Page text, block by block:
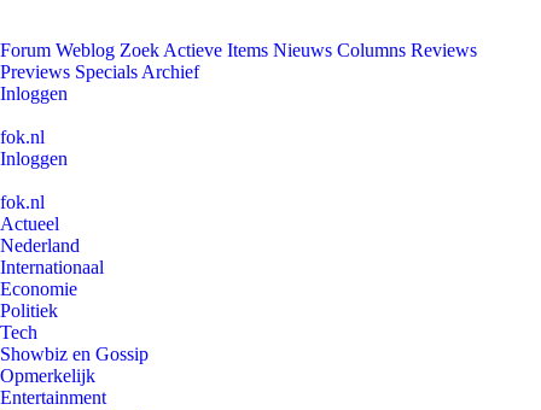
Forum Weblog Zoek Actieve Items Nieuws Columns Reviews
Previews Specials Archief
Inloggen
fok.nl
Inloggen
fok.nl
Actueel
Nederland
Internationaal
Economie
Politiek
Tech
Showbiz en Gossip
Opmerkelijk
Entertainment